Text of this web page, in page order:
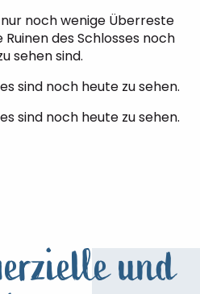
noch wenige Überreste
des Schlosses noch
sehen sind.
sind noch heute zu sehen.
sind noch heute zu sehen.
und